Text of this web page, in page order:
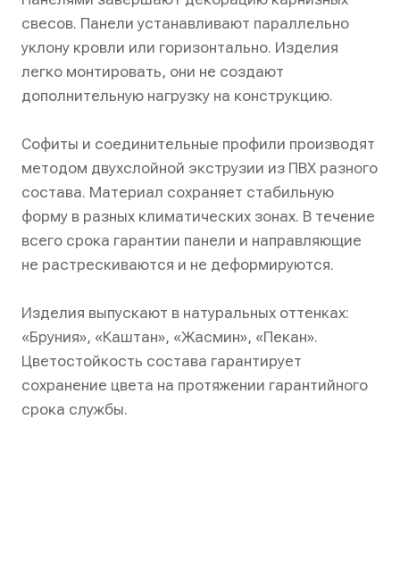
свесов. Панели устанавливают параллельно
уклону кровли или горизонтально. Изделия
легко монтировать, они не создают
дополнительную нагрузку на конструкцию.
Софиты и соединительные профили производят
методом двухслойной экструзии из ПВХ разного
состава. Материал сохраняет стабильную
форму в разных климатических зонах. В течение
всего срока гарантии панели и направляющие
не растрескиваются и не деформируются.
Изделия выпускают в натуральных оттенках:
«Бруния», «Каштан», «Жасмин», «Пекан».
Цветостойкость состава гарантирует
сохранение цвета на протяжении гарантийного
срока службы.